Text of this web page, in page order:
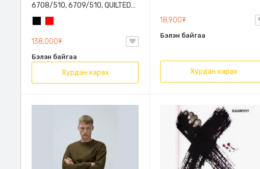
6708/510, 6709/510, QUILTED
CLUTCH BAGDETAILS, Лакан,
Гинжин оосортой
138,000₮
Бэлэн байгаа
Хурдан харах
18,900₮
Бэлэн байгаа
Хурдан харах